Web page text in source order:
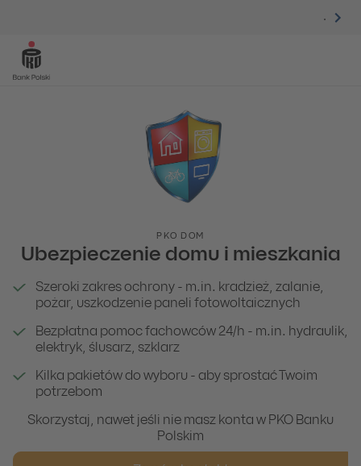
.
PKO DOM
Ubezpieczenie domu i mieszkania
Szeroki zakres ochrony - m.in. kradzież, zalanie,
pożar, uszkodzenie paneli fotowoltaicznych
Bezpłatna pomoc fachowców 24/h - m.in. hydraulik,
elektryk, ślusarz, szklarz
Kilka pakietów do wyboru - aby sprostać Twoim
potrzebom
Skorzystaj, nawet jeśli nie masz konta w PKO Banku
Polskim